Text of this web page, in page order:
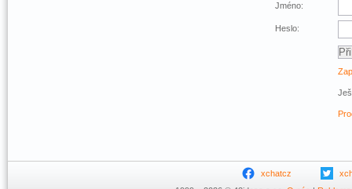
Jméno:
Heslo:
xchatcz